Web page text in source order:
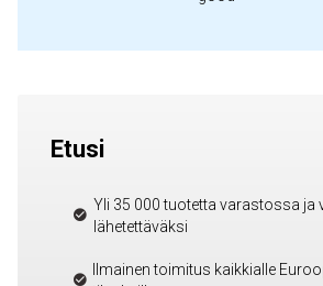
Etusi
Yli 35 000 tuotetta varastossa ja
lähetettäväksi
Ilmainen toimitus kaikkialle